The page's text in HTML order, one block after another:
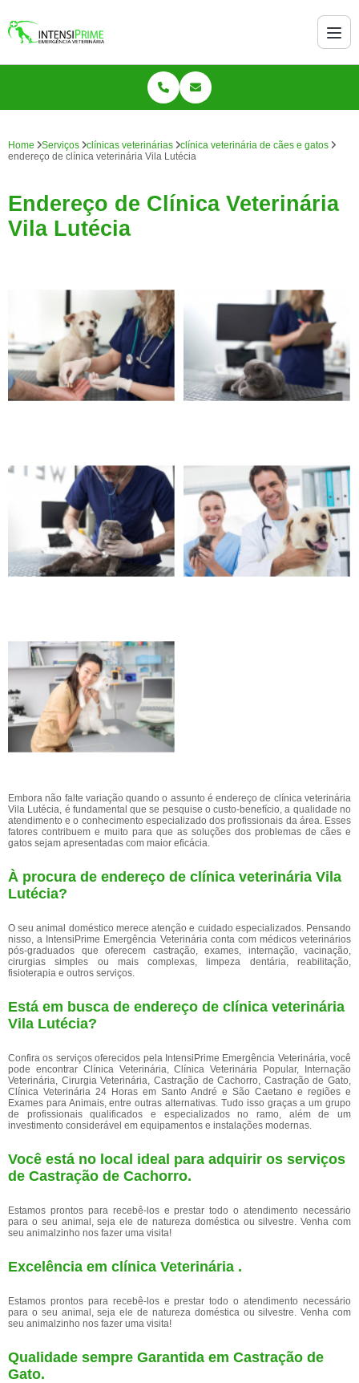
Home Serviços clínicas veterinárias
clínica veterinária de cães e gatos
endereço de clínica veterinária Vila Lutécia
Endereço de Clínica Veterinária
Vila Lutécia
Embora não falte variação quando o assunto é endereço de clínica veterinária
Vila Lutécia, é fundamental que se pesquise o custo-benefício, a qualidade no
atendimento e o conhecimento especializado dos profissionais da área. Esses
fatores contribuem e muito para que as soluções dos problemas de cães e
gatos sejam apresentadas com maior eficácia.
À procura de endereço de clínica veterinária Vila
Lutécia?
O seu animal doméstico merece atenção e cuidado especializados. Pensando
nisso, a IntensiPrime Emergência Veterinária conta com médicos veterinários
pós-graduados que oferecem castração, exames, internação, vacinação,
cirurgias simples ou mais complexas, limpeza dentária, reabilitação,
fisioterapia e outros serviços.
Está em busca de endereço de clínica veterinária
Vila Lutécia?
Confira os serviços oferecidos pela IntensiPrime Emergência Veterinária, você
pode encontrar Clínica Veterinária, Clínica Veterinária Popular, Internação
Veterinária, Cirurgia Veterinária, Castração de Cachorro, Castração de Gato,
Clínica Veterinária 24 Horas em Santo André e São Caetano e regiões e
Exames para Animais, entre outras alternativas. Tudo isso graças a um grupo
de profissionais qualificados e especializados no ramo, além de um
investimento considerável em equipamentos e instalações modernas.
Você está no local ideal para adquirir os serviços
de Castração de Cachorro.
Estamos prontos para recebê-los e prestar todo o atendimento necessário
para o seu animal, seja ele de natureza doméstica ou silvestre. Venha com
seu animalzinho nos fazer uma visita!
Excelência em clínica Veterinária .
Estamos prontos para recebê-los e prestar todo o atendimento necessário
para o seu animal, seja ele de natureza doméstica ou silvestre. Venha com
seu animalzinho nos fazer uma visita!
Qualidade sempre Garantida em Castração de
Gato.